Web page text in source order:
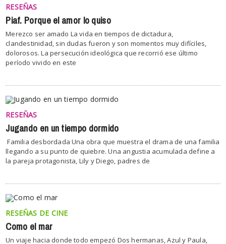
RESEÑAS
Piaf. Porque el amor lo quiso
Merezco ser amado La vida en tiempos de dictadura,
clandestinidad, sin dudas fueron y son momentos muy difíciles,
dolorosos. La persecución ideológica que recorrió ese último
período vivido en este
RESEÑAS
Jugando en un tiempo dormido
Familia desbordada Una obra que muestra el drama de una familia
llegando a su punto de quiebre. Una angustia acumulada define a
la pareja protagonista, Lily y Diego, padres de
RESEÑAS DE CINE
Como el mar
Un viaje hacia donde todo empezó Dos hermanas, Azul y Paula,